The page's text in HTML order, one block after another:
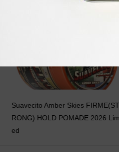
Suavecito Amber Skies FIRME(ST
RONG) HOLD POMADE 2026
ed